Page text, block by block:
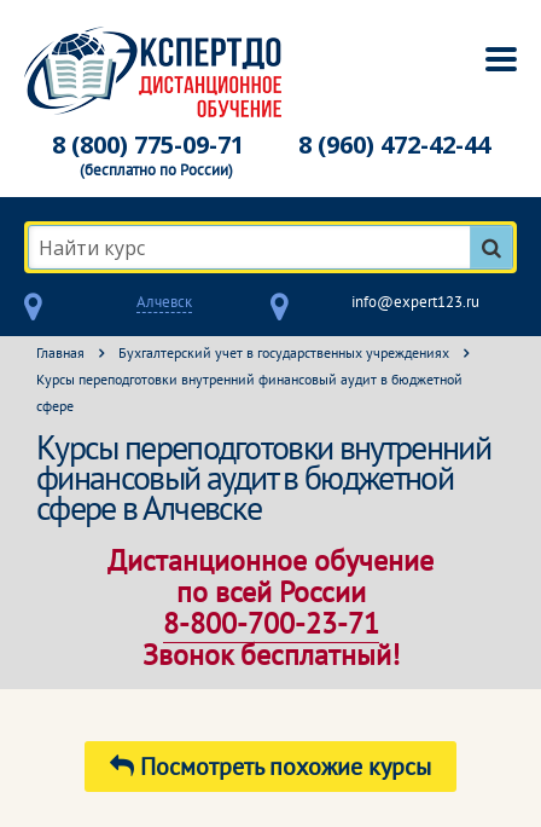
8 (800) 775-09-71
(бесплатно по России)
8 (960) 472-42-44
Найти курс
Алчевск info@expert123.ru
Главная
Бухгалтерский учет в государственных учреждениях
Курсы переподготовки внутренний финансовый аудит в бюджетной
сфере
Курсы переподготовки внутренний
финансовый аудит в бюджетной
сфере в Алчевске
Дистанционное обучение
по всей России
8-800-700-23-71
Звонок бесплатный!
Посмотреть похожие курсы